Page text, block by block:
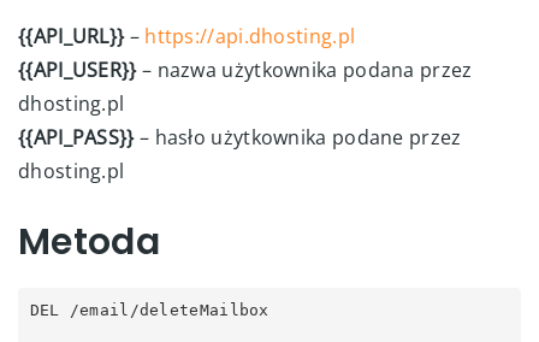
{{API_URL}}– https://api.dhosting.pl
{{API_USER}}– nazwa użytkownika podana przez
dhosting.pl
{{API_PASS}}– hasło użytkownika podane przez
dhosting.pl
Metoda
DEL /email/deleteMailbox